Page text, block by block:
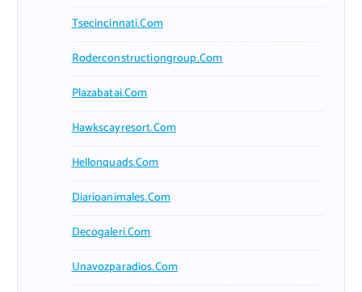
Tsecincinnati.com
Roderconstructiongroup.com
Plazabatai.com
Hawkscayresort.com
Hellonquads.com
Diarioanimales.com
Decogaleri.com
Unavozparadios.com